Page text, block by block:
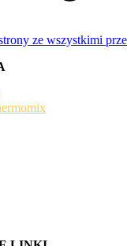
ze wszystkimi